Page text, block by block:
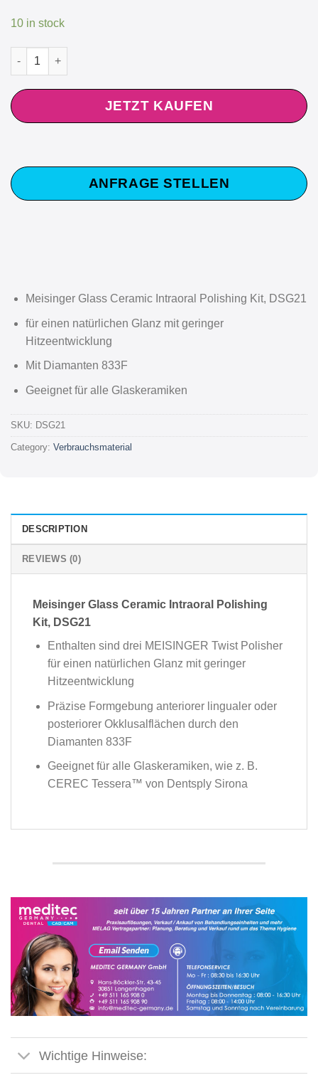
10 in stock
Meisinger Glass Ceramic Intraoral Polishing Kit, DSG21
JETZT KAUFEN
ANFRAGE STELLEN
Meisinger Glass Ceramic Intraoral Polishing Kit, DSG21
für einen natürlichen Glanz mit geringer
Hitzeentwicklung
Mit Diamanten 833F
Geeignet für alle Glaskeramiken
SKU: DSG21
Category: Verbrauchsmaterial
DESCRIPTION
REVIEWS (0)
Meisinger Glass Ceramic Intraoral Polishing
Kit, DSG21
Enthalten sind drei MEISINGER Twist Polisher
für einen natürlichen Glanz mit geringer
Hitzeentwicklung
Präzise Formgebung anteriorer lingualer oder
posteriorer Okklusalflächen durch den
Diamanten 833F
Geeignet für alle Glaskeramiken, wie z. B.
CEREC Tessera™ von Dentsply Sirona
Wichtige Hinweise: